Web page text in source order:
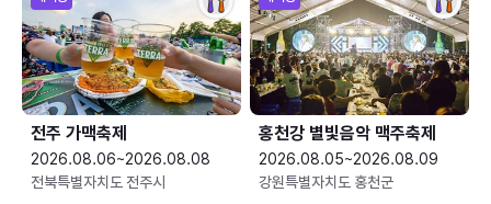
전주 가맥축제
2026.08.06~2026.08.08
전북특별자치도 전주시
홍천강 별빛음악 맥주축제
2026.08.05~2026.08.09
강원특별자치도 홍천군